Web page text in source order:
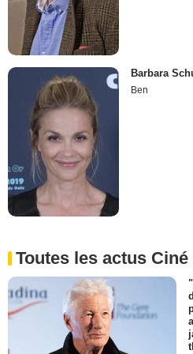
Barbara
Ben
Toutes les actus